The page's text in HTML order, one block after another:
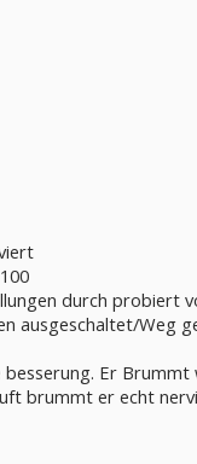
durch probiert
ausgeschaltet/Weg
Er
brummt er echt